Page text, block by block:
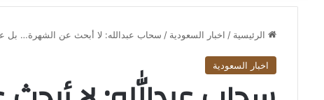
الرئيسية / اخبار السعودية / سحاب عبدالله: لا أبحث عن الشهرة… بل
اخبار السعودية